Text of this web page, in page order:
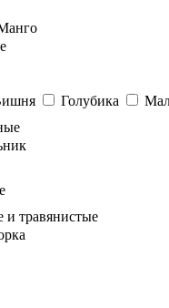
Голубика
и травянистые